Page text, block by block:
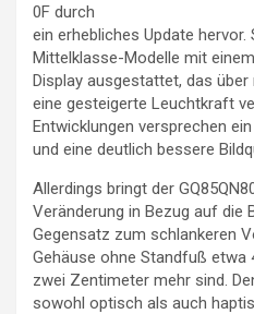
0F durch
ein erhebliches Update
Mittelklasse-Modelle mit
Display ausgestattet, das
eine gesteigerte Leuchtkraft
Entwicklungen versprechen
und eine deutlich bessere
Allerdings bringt der
Veränderung in Bezug auf die
Gegensatz zum schlankeren
Gehäuse ohne Standfuß
zwei Zentimeter mehr sind.
sowohl optisch als auch